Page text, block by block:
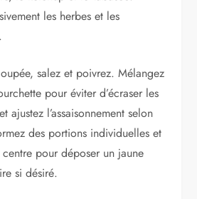
les herbes et les
salez et poivrez. Mélangez
pour éviter d’écraser les
ajustez l’assaisonnement selon
des portions individuelles et
pour déposer un jaune
si désiré.